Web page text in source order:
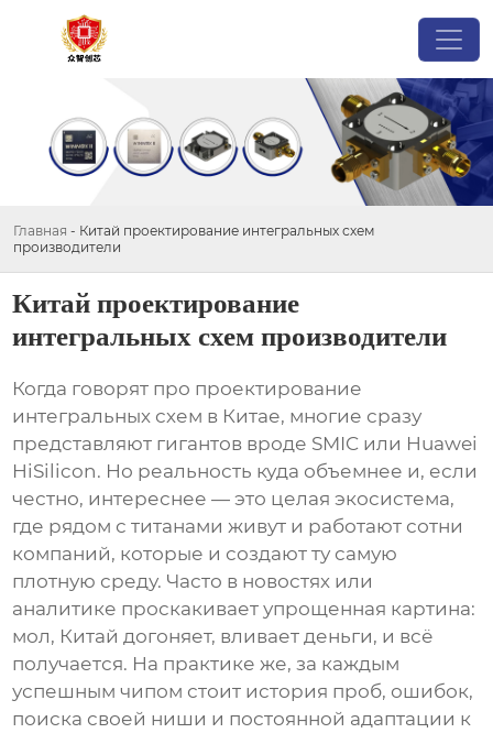
Главная - Китай проектирование интегральных схем
производители
Китай проектирование
интегральных схем производители
Когда говорят про проектирование
интегральных схем в Китае, многие сразу
представляют гигантов вроде SMIC или Huawei
HiSilicon. Но реальность куда объемнее и, если
честно, интереснее — это целая экосистема,
где рядом с титанами живут и работают сотни
компаний, которые и создают ту самую
плотную среду. Часто в новостях или
аналитике проскакивает упрощенная картина:
мол, Китай догоняет, вливает деньги, и всё
получается. На практике же, за каждым
успешным чипом стоит история проб, ошибок,
поиска своей ниши и постоянной адаптации к